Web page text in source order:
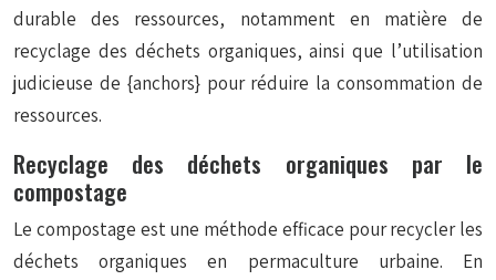
durable des ressources, notamment en matière de
recyclage des déchets organiques, ainsi que l’utilisation
judicieuse de {anchors} pour réduire la consommation de
ressources.
Recyclage des déchets organiques par le
compostage
Le compostage est une méthode efficace pour recycler les
déchets organiques en permaculture urbaine. En